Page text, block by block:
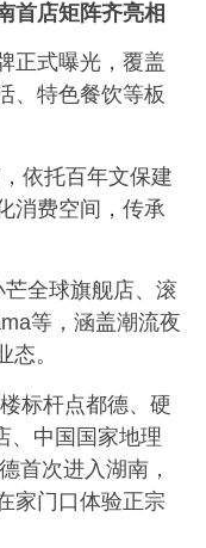
首店矩阵齐亮相
正式曝光，覆盖
、特色餐饮等板
依托百年文保建
消费空间，传承
全球旗舰店、滚
等，涵盖潮流夜
。
标杆点都德、硬
、中国国家地理
首次进入湖南，
家门口体验正宗